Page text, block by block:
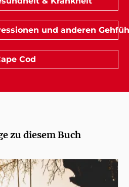
und anderen
Cod
zu diesem Buch